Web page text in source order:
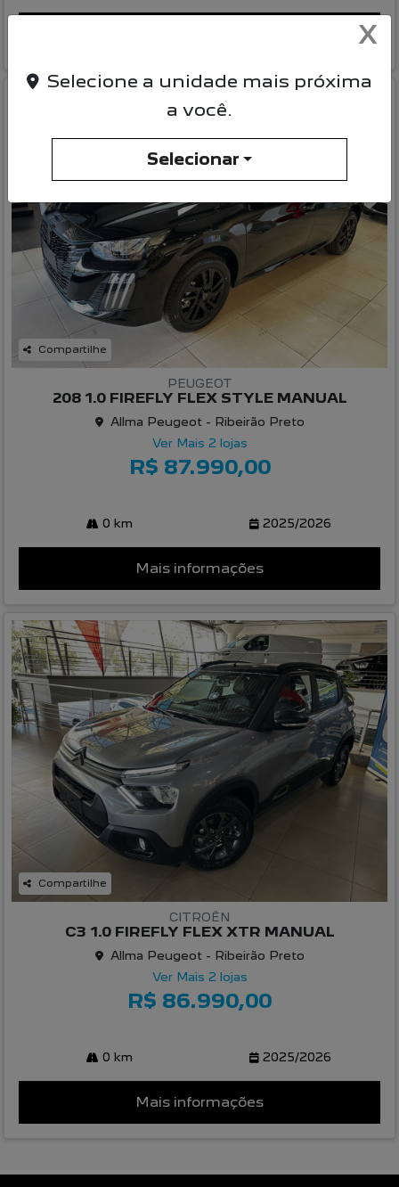
Compartilhe
PEUGEOT
208 1.0 FIREFLY FLEX STYLE MANUAL
Allma Peugeot - Ribeirão Preto
Ver Mais 2 lojas
R$ 87.990,00
0 km 2025/2026
Mais informações
Compartilhe
CITROËN
C3 1.0 FIREFLY FLEX XTR MANUAL
Allma Peugeot - Ribeirão Preto
Ver Mais 2 lojas
R$ 86.990,00
0 km 2025/2026
Mais informações
X
Selecione a unidade mais próxima
a você.
Selecionar